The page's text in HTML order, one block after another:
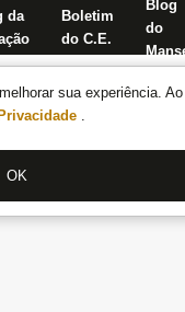
sua experiência.
.
OK
da
Boletim
do C.E.
Blog
do